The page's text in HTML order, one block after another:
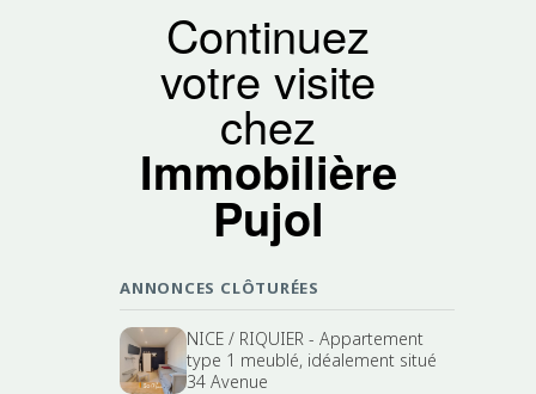
Continuez
votre visite
chez
Immobilière
Pujol
ANNONCES CLÔTURÉES
NICE / RIQUIER - Appartement
type 1 meublé, idéalement situé
34 Avenue